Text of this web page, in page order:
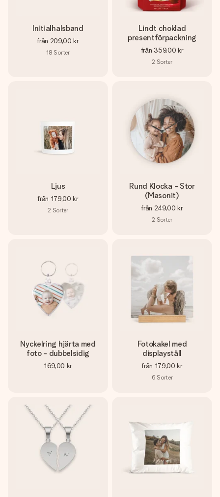
Initialhalsband
från 209,00 kr
18 Sorter
Lindt choklad
presentförpackning
från 359,00 kr
2 Sorter
Ljus
från 179,00 kr
2 Sorter
Rund Klocka - Stor
(Masonit)
från 249,00 kr
2 Sorter
Nyckelring hjärta med
foto - dubbelsidig
169,00 kr
Fotokakel med
displayställ
från 179,00 kr
6 Sorter